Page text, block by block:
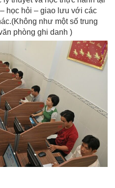
học hỏi – giao lưu với các
như một số trung
phòng ghi danh )